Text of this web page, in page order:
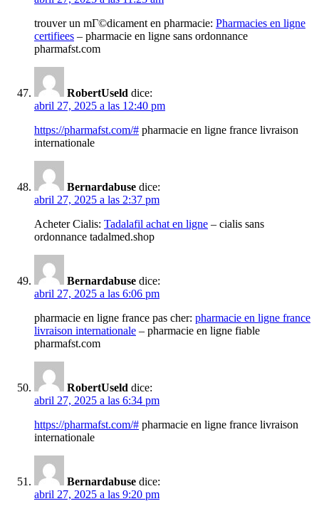
trouver un mГ©dicament en pharmacie: Pharmacies en ligne
certifiees – pharmacie en ligne sans ordonnance
pharmafst.com
RobertUseld dice:
abril 27, 2025 a las 12:40 pm
https://pharmafst.com/# pharmacie en ligne france livraison
internationale
Bernardabuse dice:
abril 27, 2025 a las 2:37 pm
Acheter Cialis: Tadalafil achat en ligne – cialis sans
ordonnance tadalmed.shop
Bernardabuse dice:
abril 27, 2025 a las 6:06 pm
pharmacie en ligne france pas cher: pharmacie en ligne france
livraison internationale – pharmacie en ligne fiable
pharmafst.com
RobertUseld dice:
abril 27, 2025 a las 6:34 pm
https://pharmafst.com/# pharmacie en ligne france livraison
internationale
Bernardabuse dice:
abril 27, 2025 a las 9:20 pm